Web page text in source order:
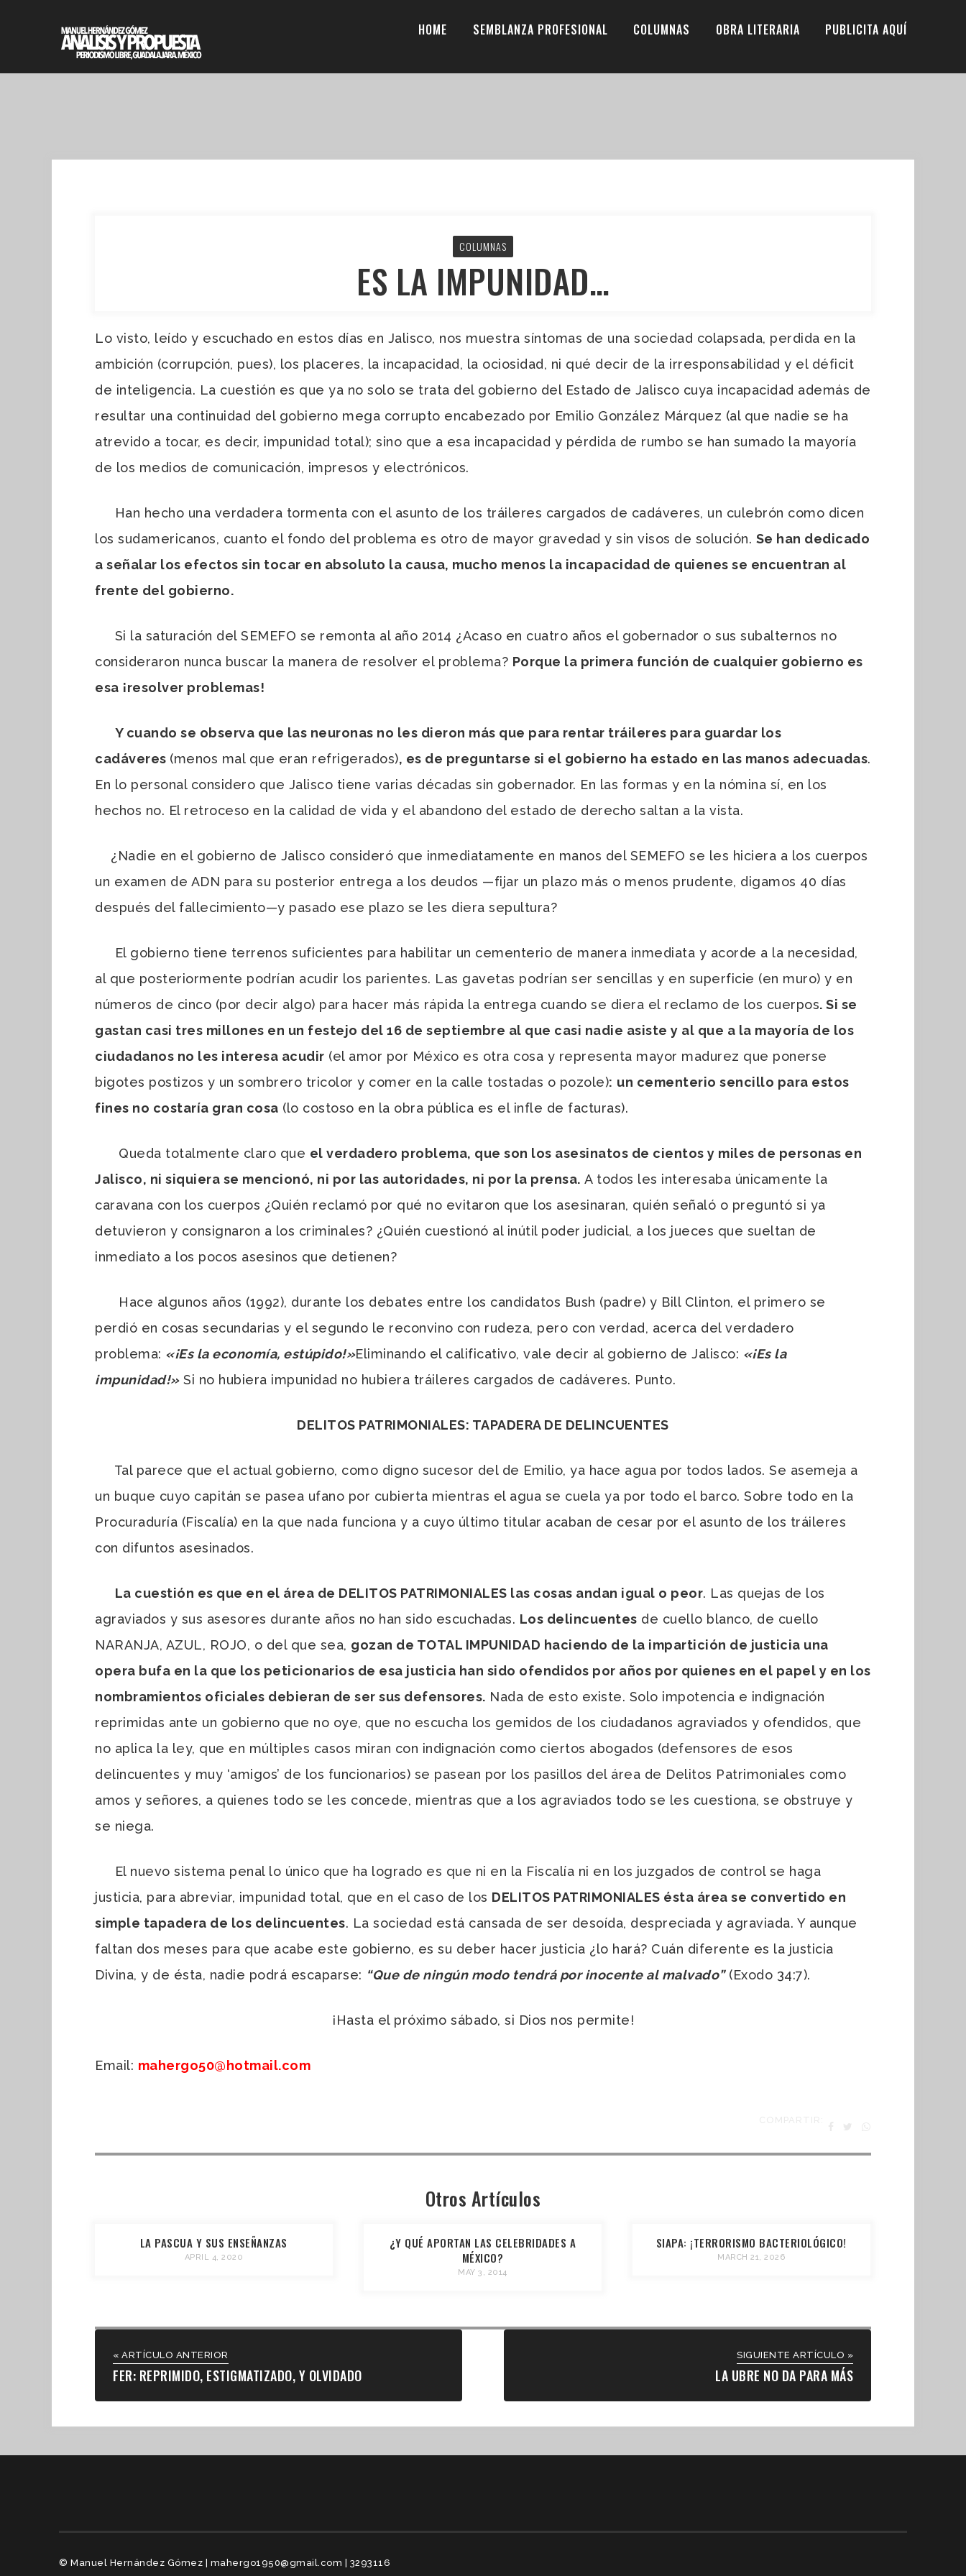
HOME SEMBLANZA PROFESIONAL COLUMNAS OBRA LITERARIA PUBLICITA AQUÍ
COLUMNAS
ES LA IMPUNIDAD…
Lo visto, leído y escuchado en estos días en Jalisco, nos muestra síntomas de una sociedad colapsada, perdida en la
ambición (corrupción, pues), los placeres, la incapacidad, la ociosidad, ni qué decir de la irresponsabilidad y el déficit
de inteligencia. La cuestión es que ya no solo se trata del gobierno del Estado de Jalisco cuya incapacidad además de
resultar una continuidad del gobierno mega corrupto encabezado por Emilio González Márquez (al que nadie se ha
atrevido a tocar, es decir, impunidad total); sino que a esa incapacidad y pérdida de rumbo se han sumado la mayoría
de los medios de comunicación, impresos y electrónicos.
Han hecho una verdadera tormenta con el asunto de los tráileres cargados de cadáveres, un culebrón como dicen
los sudamericanos, cuanto el fondo del problema es otro de mayor gravedad y sin visos de solución. Se han dedicado
a señalar los efectos sin tocar en absoluto la causa, mucho menos la incapacidad de quienes se encuentran al
frente del gobierno.
Si la saturación del SEMEFO se remonta al año 2014 ¿Acaso en cuatro años el gobernador o sus subalternos no
consideraron nunca buscar la manera de resolver el problema? Porque la primera función de cualquier gobierno es
esa ¡resolver problemas!
Y cuando se observa que las neuronas no les dieron más que para rentar tráileres para guardar los
cadáveres (menos mal que eran refrigerados), es de preguntarse si el gobierno ha estado en las manos adecuadas.
En lo personal considero que Jalisco tiene varias décadas sin gobernador. En las formas y en la nómina sí, en los
hechos no. El retroceso en la calidad de vida y el abandono del estado de derecho saltan a la vista.
¿Nadie en el gobierno de Jalisco consideró que inmediatamente en manos del SEMEFO se les hiciera a los cuerpos
un examen de ADN para su posterior entrega a los deudos —fijar un plazo más o menos prudente, digamos 40 días
después del fallecimiento—y pasado ese plazo se les diera sepultura?
El gobierno tiene terrenos suficientes para habilitar un cementerio de manera inmediata y acorde a la necesidad,
al que posteriormente podrían acudir los parientes. Las gavetas podrían ser sencillas y en superficie (en muro) y en
números de cinco (por decir algo) para hacer más rápida la entrega cuando se diera el reclamo de los cuerpos. Si se
gastan casi tres millones en un festejo del 16 de septiembre al que casi nadie asiste y al que a la mayoría de los
ciudadanos no les interesa acudir (el amor por México es otra cosa y representa mayor madurez que ponerse
bigotes postizos y un sombrero tricolor y comer en la calle tostadas o pozole): un cementerio sencillo para estos
fines no costaría gran cosa (lo costoso en la obra pública es el infle de facturas).
Queda totalmente claro que el verdadero problema, que son los asesinatos de cientos y miles de personas en
Jalisco, ni siquiera se mencionó, ni por las autoridades, ni por la prensa. A todos les interesaba únicamente la
caravana con los cuerpos ¿Quién reclamó por qué no evitaron que los asesinaran, quién señaló o preguntó si ya
detuvieron y consignaron a los criminales? ¿Quién cuestionó al inútil poder judicial, a los jueces que sueltan de
inmediato a los pocos asesinos que detienen?
Hace algunos años (1992), durante los debates entre los candidatos Bush (padre) y Bill Clinton, el primero se
perdió en cosas secundarias y el segundo le reconvino con rudeza, pero con verdad, acerca del verdadero
problema: «¡Es la economía, estúpido!»Eliminando el calificativo, vale decir al gobierno de Jalisco: «¡Es la
impunidad!»Si no hubiera impunidad no hubiera tráileres cargados de cadáveres. Punto.
DELITOS PATRIMONIALES: TAPADERA DE DELINCUENTES
Tal parece que el actual gobierno, como digno sucesor del de Emilio, ya hace agua por todos lados. Se asemeja a
un buque cuyo capitán se pasea ufano por cubierta mientras el agua se cuela ya por todo el barco. Sobre todo en la
Procuraduría (Fiscalía) en la que nada funciona y a cuyo último titular acaban de cesar por el asunto de los tráileres
con difuntos asesinados.
La cuestión es que en el área de DELITOS PATRIMONIALES las cosas andan igual o peor. Las quejas de los
agraviados y sus asesores durante años no han sido escuchadas. Los delincuentes de cuello blanco, de cuello
NARANJA, AZUL, ROJO, o del que sea, gozan de TOTAL IMPUNIDAD haciendo de la impartición de justicia una
opera bufa en la que los peticionarios de esa justicia han sido ofendidos por años por quienes en el papel y en los
nombramientos oficiales debieran de ser sus defensores. Nada de esto existe. Solo impotencia e indignación
reprimidas ante un gobierno que no oye, que no escucha los gemidos de los ciudadanos agraviados y ofendidos, que
no aplica la ley, que en múltiples casos miran con indignación como ciertos abogados (defensores de esos
delincuentes y muy ‘amigos’ de los funcionarios) se pasean por los pasillos del área de Delitos Patrimoniales como
amos y señores, a quienes todo se les concede, mientras que a los agraviados todo se les cuestiona, se obstruye y
se niega.
El nuevo sistema penal lo único que ha logrado es que ni en la Fiscalía ni en los juzgados de control se haga
justicia, para abreviar, impunidad total, que en el caso de los DELITOS PATRIMONIALES ésta área se convertido en
simple tapadera de los delincuentes. La sociedad está cansada de ser desoída, despreciada y agraviada. Y aunque
faltan dos meses para que acabe este gobierno, es su deber hacer justicia ¿lo hará? Cuán diferente es la justicia
Divina, y de ésta, nadie podrá escaparse: “Que de ningún modo tendrá por inocente al malvado”(Exodo 34:7).
¡Hasta el próximo sábado, si Dios nos permite!
Email: mahergo50@hotmail.com
Otros Artículos
LA PASCUA Y SUS ENSEÑANZAS
APRIL 4, 2020
¿Y QUÉ APORTAN LAS CELEBRIDADES A
MÉXICO?
MAY 3, 2014
SIAPA: ¡TERRORISMO BACTERIOLÓGICO!
MARCH 21, 2026
« ARTÍCULO ANTERIOR
FER: REPRIMIDO, ESTIGMATIZADO, Y OLVIDADO
SIGUIENTE ARTÍCULO »
LA UBRE NO DA PARA MÁS
© Manuel Hernández Gómez | mahergo1950@gmail.com | 3293116